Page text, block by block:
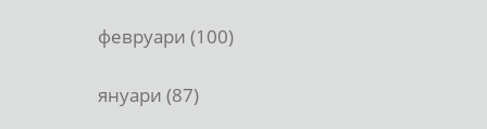
февруари (100)
януари (87)